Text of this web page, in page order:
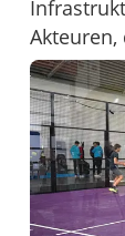
Akteuren,